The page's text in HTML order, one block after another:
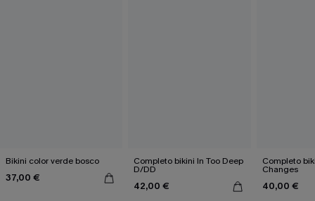
Bikini color verde bosco
37,00 €
Completo bikini In Too Deep
D/DD
42,00 €
Completo
Changes
40,00 €